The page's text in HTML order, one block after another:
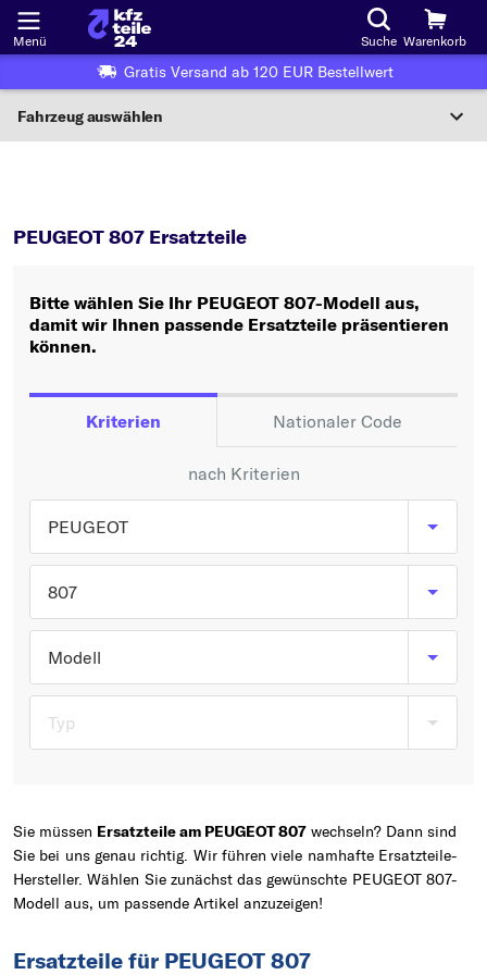
Menü Suche Warenkorb
Gratis Versand ab 120 EUR Bestellwert
Fahrzeug auswählen
Wo finde ich die?
Oder
Oder Fahrzeugauswahl nach Kriterien:
Hersteller wählen
Typ wählen
PEUGEOT 807 Ersatzteile
Bitte wählen Sie Ihr PEUGEOT 807-Modell aus,
damit wir Ihnen passende Ersatzteile präsentieren
können.
Kriterien Nationaler Code
nach Kriterien
PEUGEOT
807
Modell
Typ
Sie müssen Ersatzteile am PEUGEOT 807 wechseln? Dann sind
Sie bei uns genau richtig. Wir führen viele namhafte Ersatzteile-
Hersteller. Wählen Sie zunächst das gewünschte PEUGEOT 807-
Modell aus, um passende Artikel anzuzeigen!
Ersatzteile für PEUGEOT 807